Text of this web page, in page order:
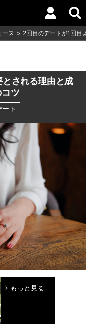
ース 2回目のデートが1回目
される理由と成
ツ
ート
arrow_forward_ios もっと見る